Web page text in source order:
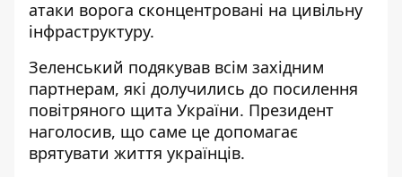
атаки ворога сконцентровані на цивільну
інфраструктуру.
Зеленський подякував всім західним
партнерам, які долучились до посилення
повітряного щита України. Президент
наголосив, що саме це допомагає
врятувати життя українців.